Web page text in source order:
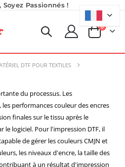
Soyez Passionnés !
Panier
0produits
DTF POUR TEXTILES
du processus. Les
performances couleur des encres
finales sur le tissu après le
logiciel. Pour l'impression DTF, il
de gérer les couleurs CMJN et
les niveaux d'encre, la taille des
à un résultat d'impression
9,50 €
9,90 €
8,25 €
À partir de 5,40 €